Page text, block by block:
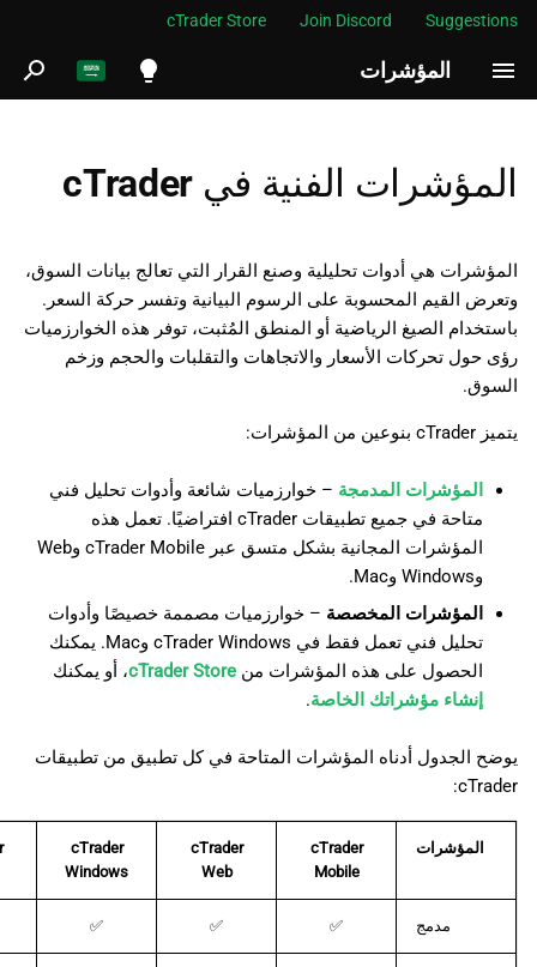
cTrader Store Join Discord Suggestions
المؤشرات
Español
العربية
Indonesia
Melayu
中文
日本語
Français
Türkçe
ب
ء
ح
ث
المؤشرات الفنية في cTrader
المؤشرات هي أدوات تحليلية وصنع القرار التي تعالج بيانات السوق،
وتعرض القيم المحسوبة على الرسوم البيانية وتفسر حركة السعر.
باستخدام الصيغ الرياضية أو المنطق المُثبت، توفر هذه الخوارزميات
رؤى حول تحركات الأسعار والاتجاهات والتقلبات والحجم وزخم
السوق.
يتميز cTrader بنوعين من المؤشرات:
المؤشرات المدمجة – خوارزميات شائعة وأدوات تحليل فني
متاحة في جميع تطبيقات cTrader افتراضيًا. تعمل هذه
المؤشرات المجانية بشكل متسق عبر cTrader Mobile وWeb
وWindows وMac.
المؤشرات المخصصة – خوارزميات مصممة خصيصًا وأدوات
تحليل فني تعمل فقط في cTrader Windows وMac. يمكنك
الحصول على هذه المؤشرات من cTrader Store، أو يمكنك
إنشاء مؤشراتك الخاصة.
يوضح الجدول أدناه المؤشرات المتاحة في كل تطبيق من تطبيقات
cTrader:
المؤشرات
cTrader
Mobile
cTrader
Web
cTrader
Windows
مدمج ✅
✅
✅